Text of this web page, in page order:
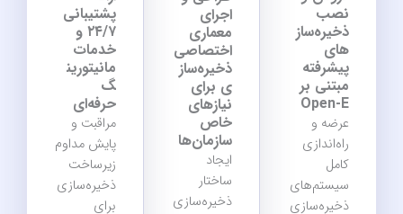
نصب
ذخیره‌ساز
های
پیشرفته
مبتنی بر
Open‑E
عرضه و
راه‌اندازی
کامل
سیستم‌های
ذخیره‌سازی
اجرای
معماری
اختصاصی
ذخیره‌ساز
ی برای
نیازهای
خاص
سازمان‌ها
ایجاد
ساختار
ذخیره‌سازی
پشتیبانی
۲۴/۷ و
خدمات
مانیتورین
گ
حرفه‌ای
مراقبت و
پایش مداوم
زیرساخت
ذخیره‌سازی
برای